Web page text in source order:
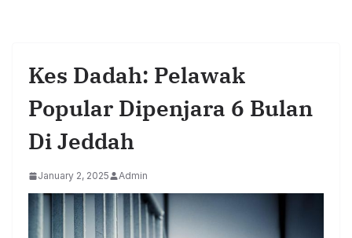
Kes Dadah: Pelawak
Popular Dipenjara 6 Bulan
Di Jeddah
January 2, 2025 Admin